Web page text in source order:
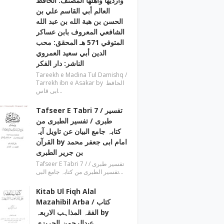
العالم أبي القاسم علي بن
الحسن بن هبة الله بن عبد الله
الشافعي المعروف بابن عساكر
المتوفي 571 هـ المحقق: محب
الدين أبي سعيد العمروي
الناشر: دار الفكر
Tareekh e Madina Tul Damishq /
Tarrekh ibn e Asakar by الحافظ
ابی قاس…
Tafseer E Tabri 7 / تفسیر
طبری / تفسیر الطبری من
کتابہ جامع البیان عن تاویل آیہ
القرآن by امام ابی جعفر محمد
بن جریر الطبری
Tafseer E Tabri 7 / تفسیر طبری /
تفسیر الطبری من کتابہ جامع البی…
Kitab Ul Fiqh Alal
Mazahibil Arba / کتاب
الفقہ المذاہب الاربعہ by